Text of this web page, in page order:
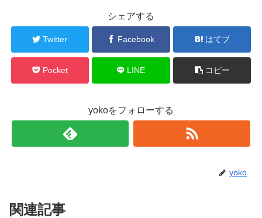
シェアする
Twitter Facebook はてブ
Pocket LINE コピー
yokoをフォローする
yoko
関連記事